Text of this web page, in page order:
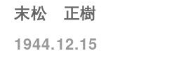
末松 正樹
1944.12.15